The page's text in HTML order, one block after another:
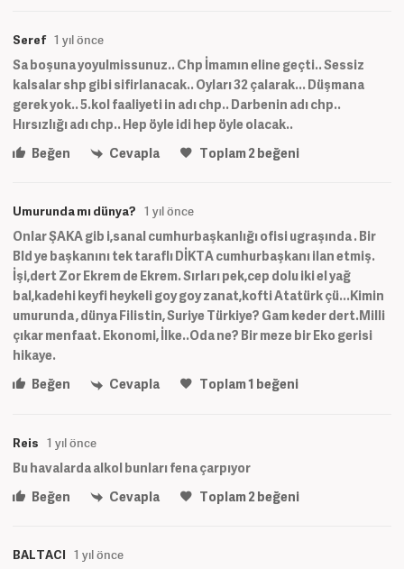
Seref 1 yıl önce
Sa boşuna yoyulmissunuz.. Chp İmamın eline geçti.. Sessiz
kalsalar shp gibi sifirlanacak.. Oyları 32 çalarak... Düşmana
gerek yok.. 5.kol faaliyeti in adı chp.. Darbenin adı chp..
Hırsızlığı adı chp.. Hep öyle idi hep öyle olacak..
Beğen
Cevapla Toplam2beğeni
Umurunda mı dünya? 1 yıl önce
Onlar ŞAKA gib i,sanal cumhurbaşkanlığı ofisi ugraşında . Bir
Bld ye başkanını tek taraflı DİKTA cumhurbaşkanı ilan etmiş.
İşi,dert Zor Ekrem de Ekrem. Sırları pek,cep dolu iki el yağ
bal,kadehi keyfi heykeli goy goy zanat,kofti Atatürk çü...Kimin
umurunda , dünya Filistin, Suriye Türkiye? Gam keder dert.Milli
çıkar menfaat. Ekonomi, İlke..Oda ne? Bir meze bir Eko gerisi
hikaye.
Beğen
Cevapla Toplam1 beğeni
Reis 1 yıl önce
Bu havalarda alkol bunları fena çarpıyor
Beğen
Cevapla Toplam2 beğeni
BALTACI 1 yıl önce